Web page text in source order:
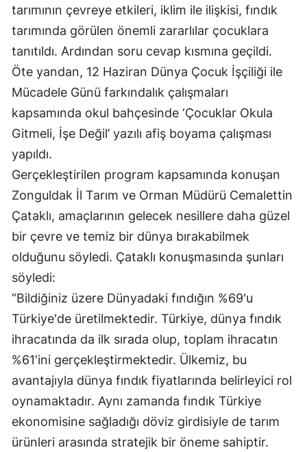
tarımının çevreye etkileri, iklim ile ilişkisi, fındık
tarımında görülen önemli zararlılar çocuklara
tanıtıldı. Ardından soru cevap kısmına geçildi.
Öte yandan, 12 Haziran Dünya Çocuk İşçiliği ile
Mücadele Günü farkındalık çalışmaları
kapsamında okul bahçesinde ‘Çocuklar Okula
Gitmeli, İşe Değil’ yazılı afiş boyama çalışması
yapıldı.
Gerçekleştirilen program kapsamında konuşan
Zonguldak İl Tarım ve Orman Müdürü Cemalettin
Çataklı, amaçlarının gelecek nesillere daha güzel
bir çevre ve temiz bir dünya bırakabilmek
olduğunu söyledi. Çataklı konuşmasında şunları
söyledi:
“Bildiğiniz üzere Dünyadaki fındığın %69'u
Türkiye'de üretilmektedir. Türkiye, dünya fındık
ihracatında da ilk sırada olup, toplam ihracatın
%61'ini gerçekleştirmektedir. Ülkemiz, bu
avantajıyla dünya fındık fiyatlarında belirleyici rol
oynamaktadır. Aynı zamanda fındık Türkiye
ekonomisine sağladığı döviz girdisiyle de tarım
ürünleri arasında stratejik bir öneme sahiptir.